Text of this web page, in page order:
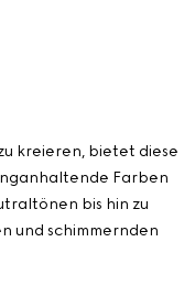
kreieren, bietet diese
Farben
bis hin zu
und schimmernden